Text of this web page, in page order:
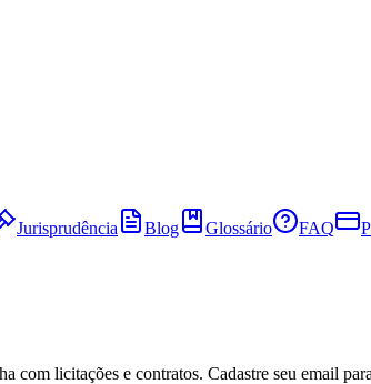
Jurisprudência Blog Glossário FAQ
com licitações e contratos. Cadastre seu email